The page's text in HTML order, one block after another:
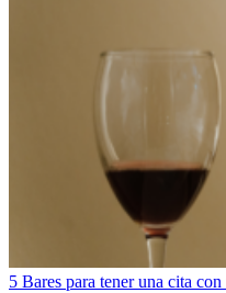
5 Bares para tener una cita